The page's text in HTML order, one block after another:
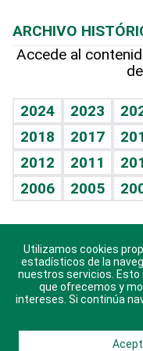
Hablando con el
Vida y familia
Eñe
Celebrando la vida
Sin complejos
En pocas palabras
Escuchando al corazón
Economía Personal
Línea de hit
TBT Deportivo
Más firmas
Hecho en casa
Guía del dinero
Cumpleaños
Horóscopos
Crucigramas
ARCHIVO
Accede al
2024 2023
2018
2017
2012
2011
2006
2005
Descarga nuestras
Utilizamos cookies
estadísticos de la
nuestros servicios.
que ofrecemos y
intereses. Si continúa